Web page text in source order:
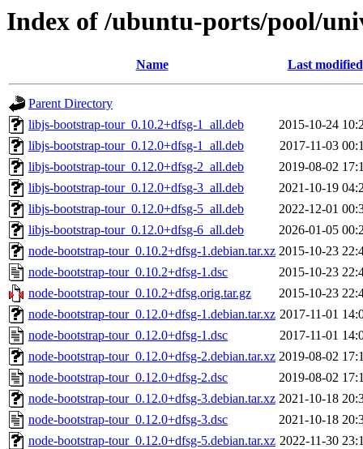
Index of /ubuntu-ports/pool/
Name Last modified
Parent Directory
libjs-bootstrap-tour_0.10.2+dfsg-1_all.deb
2015-10-24
libjs-bootstrap-tour_0.12.0+dfsg-1_all.deb
2017-11-03
libjs-bootstrap-tour_0.12.0+dfsg-2_all.deb
2019-08-02
libjs-bootstrap-tour_0.12.0+dfsg-3_all.deb
2021-10-19
libjs-bootstrap-tour_0.12.0+dfsg-5_all.deb
2022-12-01
libjs-bootstrap-tour_0.12.0+dfsg-6_all.deb
2026-01-05
node-bootstrap-tour_0.10.2+dfsg-1.debian.tar.xz 2015-10-23
node-bootstrap-tour_0.10.2+dfsg-1.dsc
2015-10-23
node-bootstrap-tour_0.10.2+dfsg.orig.tar.gz
2015-10-23
node-bootstrap-tour_0.12.0+dfsg-1.debian.tar.xz 2017-11-01
node-bootstrap-tour_0.12.0+dfsg-1.dsc
2017-11-01
node-bootstrap-tour_0.12.0+dfsg-2.debian.tar.xz 2019-08-02
node-bootstrap-tour_0.12.0+dfsg-2.dsc
2019-08-02
node-bootstrap-tour_0.12.0+dfsg-3.debian.tar.xz 2021-10-18
node-bootstrap-tour_0.12.0+dfsg-3.dsc
2021-10-18
node-bootstrap-tour_0.12.0+dfsg-5.debian.tar.xz 2022-11-30